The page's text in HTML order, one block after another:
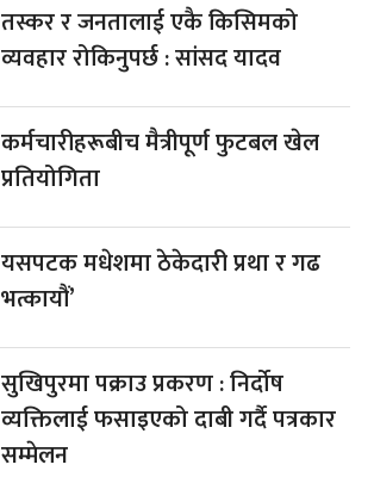
तस्कर र जनतालाई एकै किसिमको
व्यवहार रोकिनुपर्छ : सांसद यादव
कर्मचारीहरूबीच मैत्रीपूर्ण फुटबल खेल
प्रतियोगिता
यसपटक मधेशमा ठेकेदारी प्रथा र गढ
भत्कायौं’
सुखिपुरमा पक्राउ प्रकरण : निर्दोष
व्यक्तिलाई फसाइएको दाबी गर्दै पत्रकार
सम्मेलन